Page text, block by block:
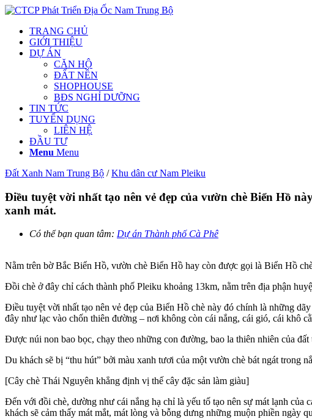
TRANG CHỦ
GIỚI THIỆU
DỰ ÁN
CĂN HỘ
ĐẤT NỀN
SHOPHOUSE
BĐS NGHỈ DƯỠNG
TIN TỨC
TUYỂN DỤNG
LIÊN HỆ
ĐẦU TƯ
Menu Menu
Đất Xanh Nam Trung Bộ /Khu dân cư Nam Pleiku
Điều tuyệt vời nhất tạo nên vẻ đẹp của vườn chè Biển Hồ
xanh mát.
Có thể bạn quan tâm: Dự án Thành phố Cà Phê
Nằm trên bờ Bắc Biển Hồ, vườn chè Biển Hồ hay còn được gọi là Biển Hồ
Đồi chè ở đây chỉ cách thành phố Pleiku khoảng 13km, nằm trên địa phận
Điều tuyệt vời nhất tạo nên vẻ đẹp của Biển Hồ chè này đó chính là những
đây như lạc vào chốn thiên đường – nơi không còn cái nắng, cái gió, cái khô
Được núi non bao bọc, chạy theo những con đường, bao la thiên nhiên của
Du khách sẽ bị “thu hút” bởi màu xanh tươi của một vườn chè bát ngát trong
[Cây chè Thái Nguyên khẳng định vị thế cây đặc sản làm giàu]
Đến với đồi chè, dường như cái nắng hạ chỉ là yếu tố tạo nên sự mát lạnh
khách sẽ cảm thấy mát mắt, mát lòng và bỗng dưng những muộn phiền ngày